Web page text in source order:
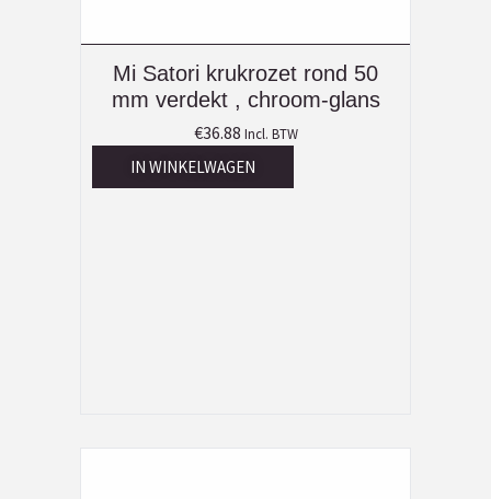
Mi Satori krukrozet rond 50
mm verdekt , chroom-glans
€36.88 Incl. BTW
IN WINKELWAGEN